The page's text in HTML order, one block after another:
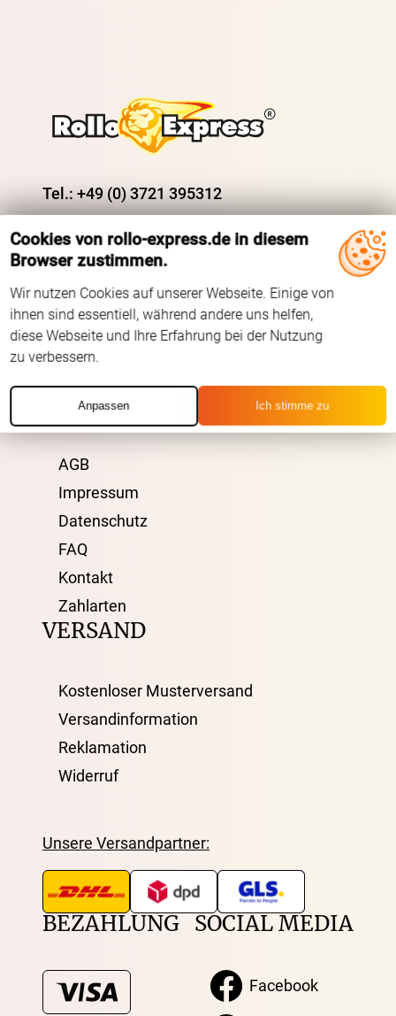
Cookies von rollo-express.de in diesem
Browser zustimmen.
Wir nutzen Cookies auf unserer Webseite. Einige von
ihnen sind essentiell, während andere uns helfen,
diese Webseite und Ihre Erfahrung bei der Nutzung
zu verbessern.
Anpassen Ich stimme zu
Tel.: +49 (0) 3721 395312
Fax.: +41 (0) 3721 395333
Mail: shop@rolloexpress.com
Servicezeiten
Montag - Freitag: 08:00 - 19:00 Uhr
Samstag: 09:00 - 13:00 Uhr
ÜBER UNS
AGB
Impressum
Datenschutz
FAQ
Kontakt
Zahlarten
VERSAND
Kostenloser Musterversand
Versandinformation
Reklamation
Widerruf
Unsere Versandpartner:
BEZAHLUNG SOCIAL MEDIA
Facebook